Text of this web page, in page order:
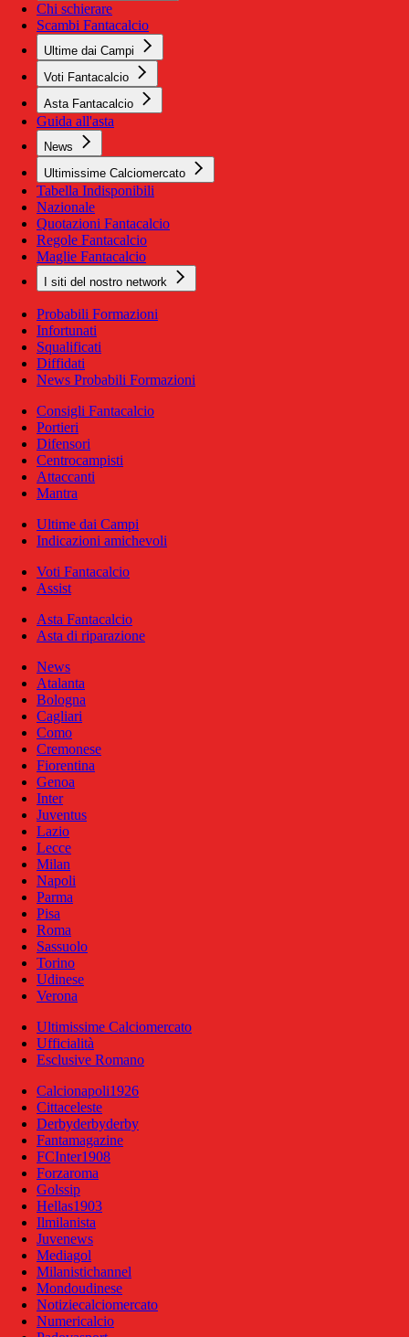
Chi schierare
Scambi Fantacalcio
Ultime dai Campi
Voti Fantacalcio
Asta Fantacalcio
Guida all'asta
News
Ultimissime Calciomercato
Tabella Indisponibili
Nazionale
Quotazioni Fantacalcio
Regole Fantacalcio
Maglie Fantacalcio
I siti del nostro network
Probabili Formazioni
Infortunati
Squalificati
Diffidati
News Probabili Formazioni
Consigli Fantacalcio
Portieri
Difensori
Centrocampisti
Attaccanti
Mantra
Ultime dai Campi
Indicazioni amichevoli
Voti Fantacalcio
Assist
Asta Fantacalcio
Asta di riparazione
News
Atalanta
Bologna
Cagliari
Como
Cremonese
Fiorentina
Genoa
Inter
Juventus
Lazio
Lecce
Milan
Napoli
Parma
Pisa
Roma
Sassuolo
Torino
Udinese
Verona
Ultimissime Calciomercato
Ufficialità
Esclusive Romano
Calcionapoli1926
Cittaceleste
Derbyderbyderby
Fantamagazine
FCInter1908
Forzaroma
Golssip
Hellas1903
Ilmilanista
Juvenews
Mediagol
Milanistichannel
Mondoudinese
Notiziecalciomercato
Numericalcio